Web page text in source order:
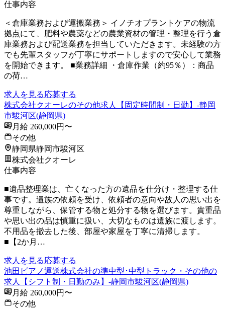
仕事内容
＜倉庫業務および運搬業務＞ イノチオプラントケアの物流
拠点にて、肥料や農薬などの農業資材の管理・整理を行う倉
庫業務および配送業務を担当していただきます。未経験の方
でも先輩スタッフが丁寧にサポートしますので安心して業務
を開始できます。 ■業務詳細 ・倉庫作業（約95％）：商品
の荷…
求人を見る応募する
株式会社クオーレのその他求人【固定時間制・日勤】-静岡
市駿河区(静岡県)
月給 260,000円〜
その他
静岡県静岡市駿河区
株式会社クオーレ
仕事内容
■遺品整理業は、亡くなった方の遺品を仕分け・整理する仕
事です。遺族の依頼を受け、依頼者の意向や故人の思い出を
尊重しながら、保管する物と処分する物を選びます。貴重品
や思い出の品は慎重に扱い、大切なものは遺族に渡します。
不用品を撤去した後、部屋や家屋を丁寧に清掃します。
■【2か月…
求人を見る応募する
池田ピアノ運送株式会社の準中型･中型トラック・その他の
求人【シフト制・日勤のみ】-静岡市駿河区(静岡県)
月給 260,000円〜
その他